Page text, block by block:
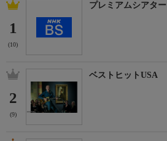
1
(10)
プレミアムシアター
2
(9)
ベストヒットUSA